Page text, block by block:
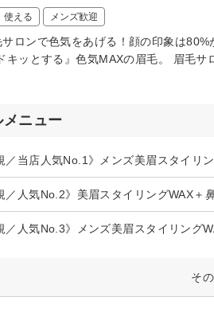
使える メンズ歓迎
サロンで色気をあげる！顔の印象は
キッとする』色気MAXの眉毛。 眉毛
メニュー
／当店人気No.1》メンズ美眉スタイリ
／人気No.2》美眉スタイリングWAX＋
／人気No.3》メンズ美眉スタイリング
そ